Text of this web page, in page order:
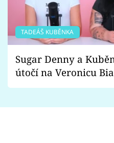
TADEÁŠ KUBĚNKA
Sugar Denny a
útočí na Veronicu
Proč je podle nich